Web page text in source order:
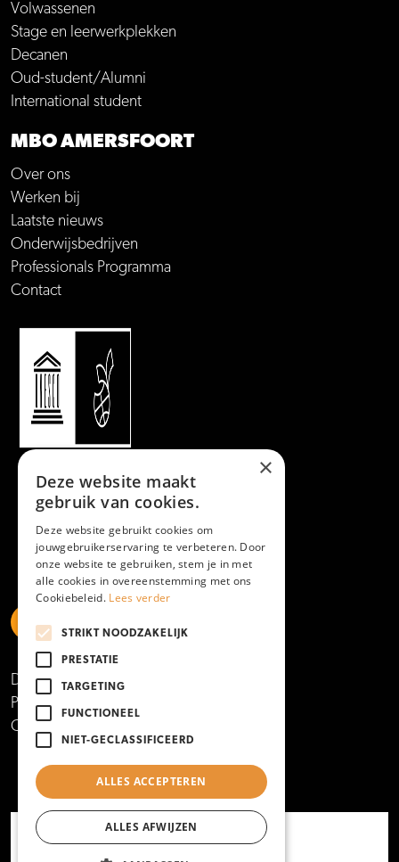
Volwassenen
Stage en leerwerkplekken
Decanen
Oud-student/Alumni
International student
MBO AMERSFOORT
Over ons
Werken bij
Laatste nieuws
Onderwijsbedrijven
Professionals Programma
Contact
https://www.linkedin.com/school/mboamersfoort
https://www.instagram.com/mboamersfoort/
https://www.facebook.com/MBOAmersfoort
Disclaimer
Privacy- en cookieverklaring
Copyright 2025
×
Deze website maakt
gebruik van cookies.
Deze website gebruikt cookies om
jouwgebruikerservaring te verbeteren. Door
onze website te gebruiken, stem je in met
alle cookies in overeenstemming met ons
Cookiebeleid. Lees verder
STRIKT NOODZAKELIJK
PRESTATIE
TARGETING
FUNCTIONEEL
NIET-GECLASSIFICEERD
ALLES ACCEPTEREN
ALLES AFWIJZEN